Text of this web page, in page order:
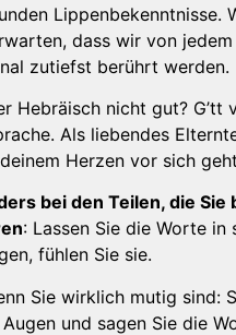
Lippenbekenntnisse.
dass wir von jedem
zutiefst berührt werden.
Hebräisch nicht gut? G’tt
Als liebendes
Herzen vor sich
bei den Teilen, die Sie
: Lassen Sie die Worte in
fühlen Sie sie.
Sie wirklich mutig sind:
und sagen Sie die